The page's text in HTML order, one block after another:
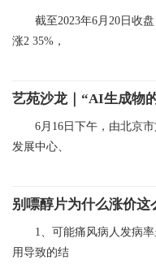
截至2023年6月20日收
涨2 35%，
艺苑沙龙｜“AI生成物
6月16日下午，由北京
发展中心、
1、可能痛风病人发病
用导致的结